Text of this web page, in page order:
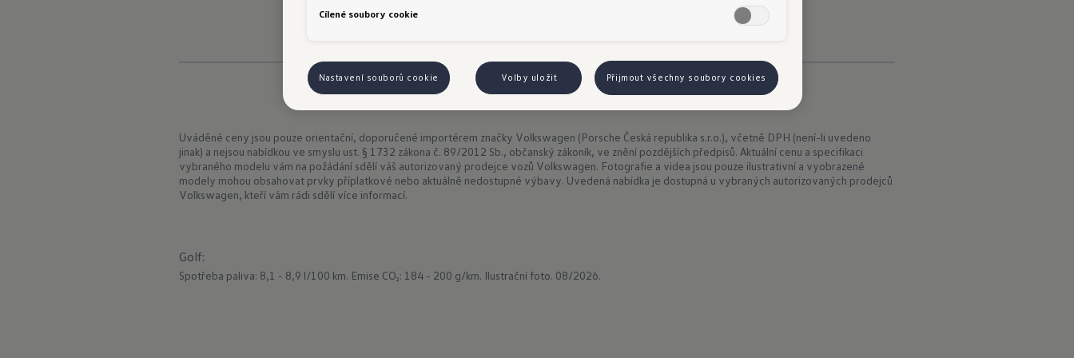
Uváděné ceny jsou pouze orientační, doporučené importérem značky Volkswagen (Porsche Česká republika s.r.o.), včetně DPH (není-li uvedeno
jinak) a nejsou nabídkou ve smyslu ust. § 1732 zákona č. 89/2012 Sb., občanský zákoník, ve znění pozdějších předpisů. Aktuální cenu a specifikaci
vybraného modelu vám na požádání sdělí váš autorizovaný prodejce vozů Volkswagen. Fotografie a videa jsou pouze ilustrativní a vyobrazené
modely mohou obsahovat prvky příplatkové nebo aktuálně nedostupné výbavy. Uvedená nabídka je dostupná u vybraných autorizovaných prodejců
Volkswagen, kteří vám rádi sdělí více informací.
Golf:
Spotřeba paliva: 8,1 - 8,9 l/100 km. Emise CO₂: 184 - 200 g/km. Ilustrační foto. 08/2026.
Cílené soubory cookie
Nastavení souborů cookie Volby uložit Přijmout všechny soubory cookies